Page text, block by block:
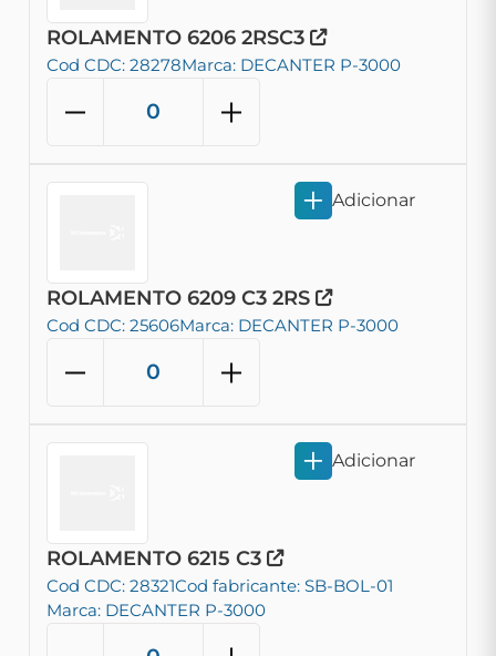
ROLAMENTO 6206 2RSC3
Cod CDC: 28278Marca: DECANTER P-3000
ROLAMENTO 6209 C3 2RS
Cod CDC: 25606Marca: DECANTER P-3000
Adicionar
ROLAMENTO 6215 C3
Cod CDC: 28321Cod fabricante: SB-BOL-01
Marca: DECANTER P-3000
Adicionar